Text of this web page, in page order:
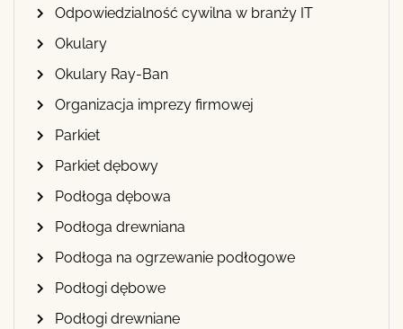
Odpowiedzialność cywilna w branży IT
Okulary
Okulary Ray-Ban
Organizacja imprezy firmowej
Parkiet
Parkiet dębowy
Podłoga dębowa
Podłoga drewniana
Podłoga na ogrzewanie podłogowe
Podłogi dębowe
Podłogi drewniane